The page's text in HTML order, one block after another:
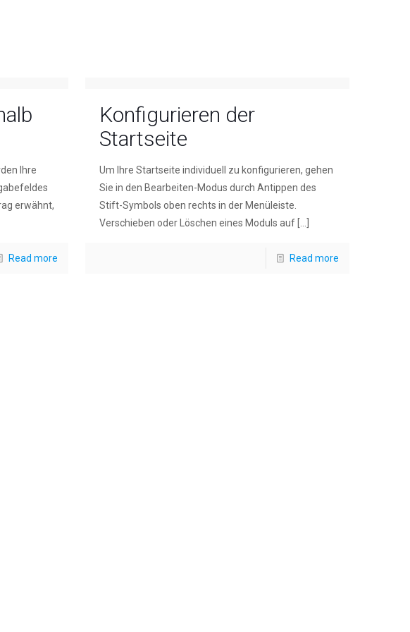
Ihre
erwähnt,
Read more
Konfigurieren der
Startseite
Um Ihre Startseite individuell zu konfigurieren, gehen
Sie in den Bearbeiten-Modus durch Antippen des
Stift-Symbols oben rechts in der Menüleiste.
Verschieben oder Löschen eines Moduls auf
Read more